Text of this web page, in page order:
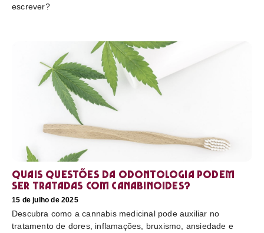
escrever?
Quais questões da odontologia podem
ser tratadas com canabinoides?
15 de julho de 2025
Descubra como a cannabis medicinal pode auxiliar no
tratamento de dores, inflamações, bruxismo, ansiedade e